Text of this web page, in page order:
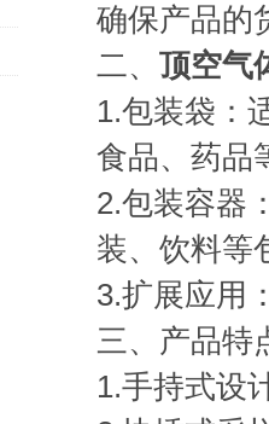
确保产品的
二、 顶空气
1.包装袋：
食品、药品
2.包装容器
装、饮料等
3.扩展应用
三、产品特
1.手持式设